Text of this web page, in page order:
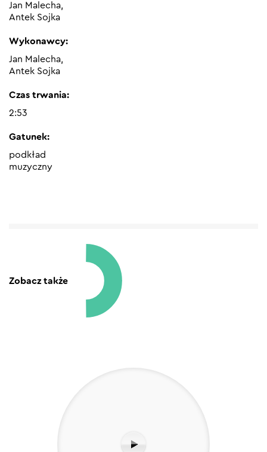
Jan Malecha,
Antek Sojka
Wykonawcy:
Jan Malecha,
Antek Sojka
Czas trwania:
2:53
Gatunek:
podkład
muzyczny
Zobacz także